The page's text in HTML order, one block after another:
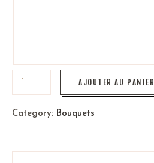
AJOUTER AU PANIER
Category: Bouquets